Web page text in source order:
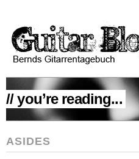
// you’re reading...
ASIDES